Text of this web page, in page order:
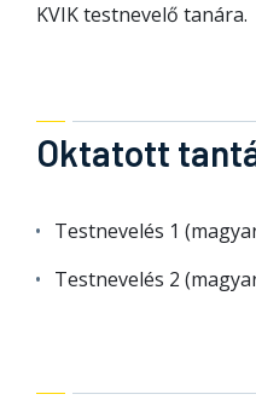
KVIK testnevelő tanára.
Oktatott
Testnevelés 1
Testnevelés 2